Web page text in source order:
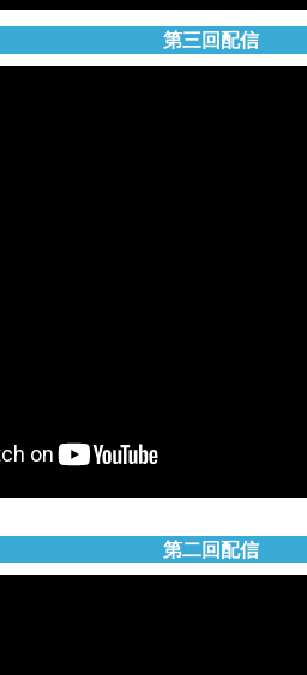
第三回配信
第二回配信